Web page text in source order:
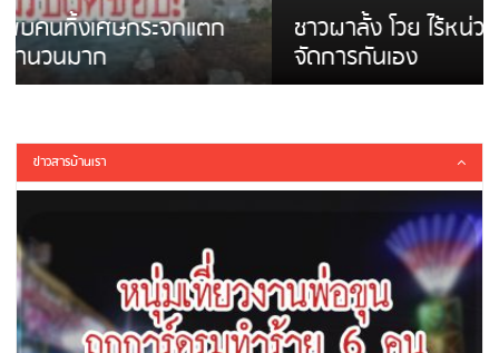
ชาวผาลั้ง โวย ไร้หน่วยงานดูแล ดินสไลด์ ต้อง
จัดการกันเอง
ข่าวสารบ้านเรา